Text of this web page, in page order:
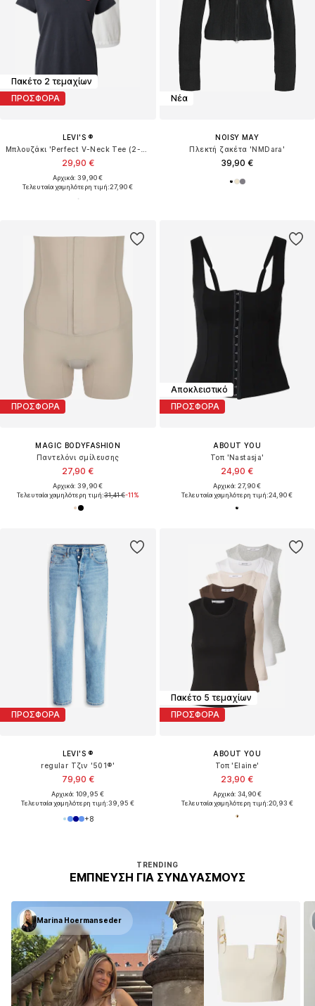
Πακέτο 2 τεμαχίων
ΠΡΟΣΦΟΡΑ
LEVI'S ®
29,90 €
Αρχικά: 39,90 €
Τελευταία χαμηλότερη τιμή:27,90 €
Νέα
NOISY MAY
Πλεκτή ζακέτα 'NMDara'
39,90 €
ΠΡΟΣΦΟΡΑ
MAGIC BODYFASHION
Παντελόνι σμίλευσης
27,90 €
Αρχικά: 39,90 €
Τελευταία χαμηλότερη τιμή:31,41 €-11%
Αποκλειστικό
ΠΡΟΣΦΟΡΑ
ABOUT YOU
Τοπ 'Nastasja'
24,90 €
Αρχικά: 27,90 €
Τελευταία χαμηλότερη τιμή:24,90 €
ΠΡΟΣΦΟΡΑ
LEVI'S ®
regular Τζιν '501®'
79,90 €
Αρχικά: 109,95 €
Τελευταία χαμηλότερη τιμή:39,95 €
+8
Πακέτο 5 τεμαχίων
ΠΡΟΣΦΟΡΑ
ABOUT YOU
Τοπ 'Elaine'
23,90 €
Αρχικά: 34,90 €
Τελευταία χαμηλότερη τιμή:20,93 €
TRENDING
ΈΜΠΝΕΥΣΗ ΓΙΑ ΣΥΝΔΥΑΣΜΟΎΣ
Marina Hoermanseder